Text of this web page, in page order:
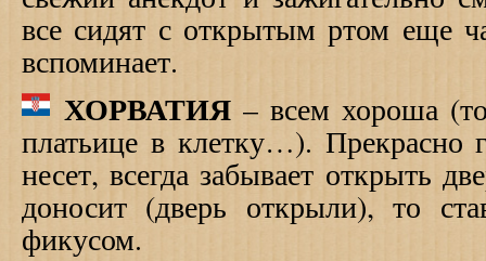
все сидят с открытым ртом еще
вспоминает.
ХОРВАТИЯ – всем хороша
платьице в клетку…). Прекрасно
несет, всегда забывает открыть
доносит (дверь открыли), то
фикусом.